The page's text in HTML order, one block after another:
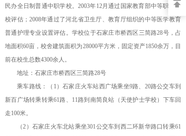
民办全日制普通中职学校。2003年12月通过国家教育部中等职业学
校评估；2008年通过了河北省卫生厅、教育厅组织的中等医学教育
普通护理专业设置评估。学校位于石家庄市桥西区三简路28号，占
地面积60亩，校舍建筑面积为28000平方米，固定资产1850余万，目
前在校生总数4300余人。
地址：石家庄市桥西区三简路28号
乘车路线：（1）石家庄火车站西广场乘坐9路、20路公交车到
新百广场转乘转乘61路、11路到南简良站（天使护士学校）下车回
走100米。
（2）石家庄火车北站乘坐301公交车到西二环新华路口转乘61